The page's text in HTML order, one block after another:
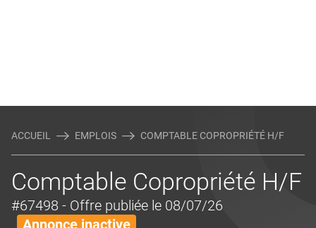
ACCUEIL EMPLOIS COMPTABLE COPROPRIÉTÉ H/F
Comptable Copropriété H/F
#67498 - Offre publiée le 08/07/26
Annonce inactive